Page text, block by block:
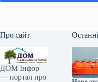
Про сайт
ДОМ Інфор
— портал про